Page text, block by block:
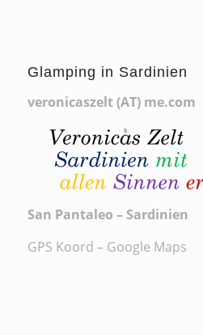
Glamping in Sardinien
veronicaszelt (AT) me.com
San Pantaleo – Sardinien
GPS Koord – Google Maps